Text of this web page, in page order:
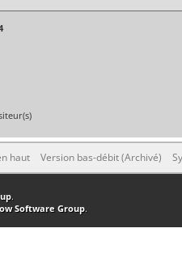
haut Version bas-débit (Archivé)
.
Software Group.